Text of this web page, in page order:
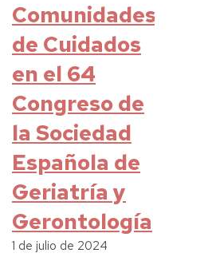
Comunidades
de Cuidados
en el 64
Congreso de
la Sociedad
Española de
Geriatría y
Gerontología
1 de julio de 2024